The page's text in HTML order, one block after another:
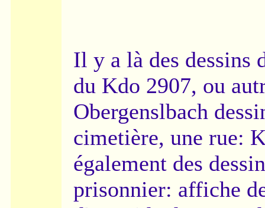
Il y a là des dessins
du Kdo 2907, ou
Obergenslbach
cimetière, une rue:
également des
prisonnier: affiche